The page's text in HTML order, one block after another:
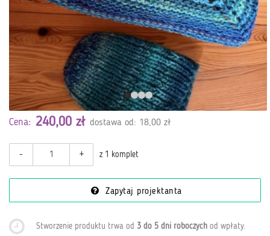
Cena: 240,00 zł dostawa od: 18,00 zł
- + z 1 komplet
Zapytaj projektanta
Stworzenie produktu trwa od3 do 5 dni roboczych od wpłaty.